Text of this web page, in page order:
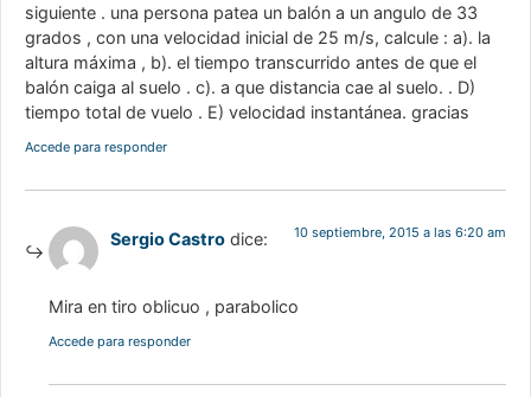
siguiente . una persona patea un balón a un angulo de 33
grados , con una velocidad inicial de 25 m/s, calcule : a). la
altura máxima , b). el tiempo transcurrido antes de que el
balón caiga al suelo . c). a que distancia cae al suelo. . D)
tiempo total de vuelo . E) velocidad instantánea. gracias
Accede para responder
Sergio Castro dice: 10 septiembre, 2015 a las 6:20 am
Mira en tiro oblicuo , parabolico
Accede para responder